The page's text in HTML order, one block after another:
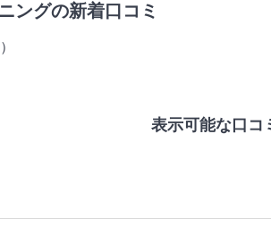
ングの新着口コミ
表示可能な口コ